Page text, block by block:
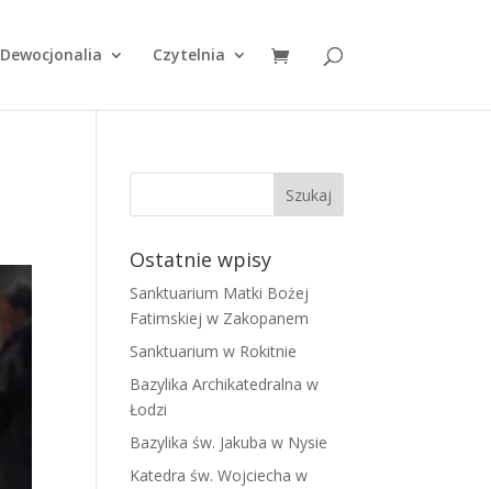
Dewocjonalia Czytelnia
Ostatnie wpisy
Sanktuarium Matki Bożej
Fatimskiej w Zakopanem
Sanktuarium w Rokitnie
Bazylika Archikatedralna w
Łodzi
Bazylika św. Jakuba w Nysie
Katedra św. Wojciecha w